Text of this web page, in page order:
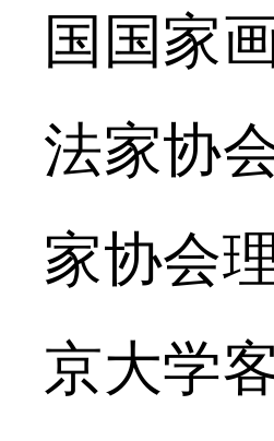
国国家
法家协
家协会
京大学